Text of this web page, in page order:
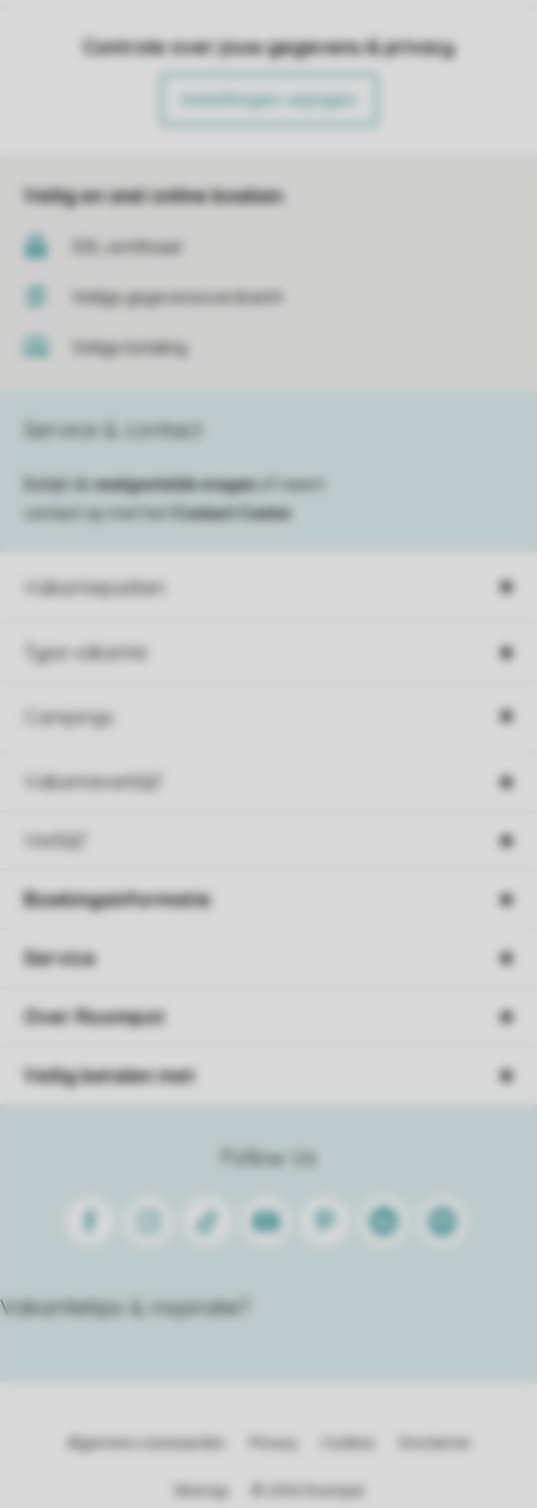
Controle over jouw gegevens & privacy
Instellingen wijzigen
Veilig en snel online boeken
SSL certificaat
Veilige gegevensoverdracht
Veilige betaling
Vakantieparken
Type vakantie
Campings
Vakantieverblijf
Verblijf
Service & contact
Bekijk de veelgestelde vragen
of neem
contact op met het
Contact Center
Follow Us
FacebookInstagram
Tiktok Youtube PinterestLinkedinSpotify
Vakantietips & inspiratie?
Boekingsinformatie
Service
Over Roompot
Veilig betalen met